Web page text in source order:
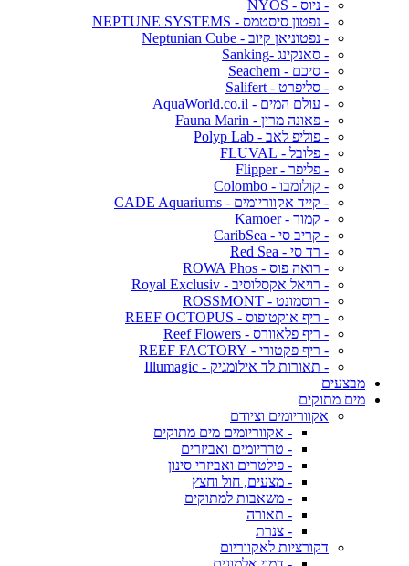
- ניוס - NYOS
- נפטון סיסטמס - NEPTUNE SYSTEMS
- נפטוניאן קיוב - Neptunian Cube
- סאנקינג -Sanking
- סיכם - Seachem
- סליפרט - Salifert
- עולם המים - AquaWorld.co.il
- פאונה מרין - Fauna Marin
- פוליפ לאב - Polyp Lab
- פלובל - FLUVAL
- פליפר - Flipper
- קולומבו - Colombo
- קייד אקווריומים - CADE Aquariums
- קמור - Kamoer
- קריב סי - CaribSea
- רד סי - Red Sea
- רואה פוס - ROWA Phos
- רויאל אקסלוסיב - Royal Exclusiv
- רוסמונט - ROSSMONT
- ריף אוקטופוס - REEF OCTOPUS
- ריף פלאוורס - Reef Flowers
- ריף פקטורי - REEF FACTORY
- תאורות לד אילומגיק - Illumagic
מבצעים
מים מתוקים
אקווריומים וציודם
- אקווריומים מים מתוקים
- טרריומים ואביזרים
- פילטרים ואביזרי סינון
- מצעים, חול וחצץ
- משאבות למתוקים
- תאורה
- צנרת
דקורציות לאקווריום